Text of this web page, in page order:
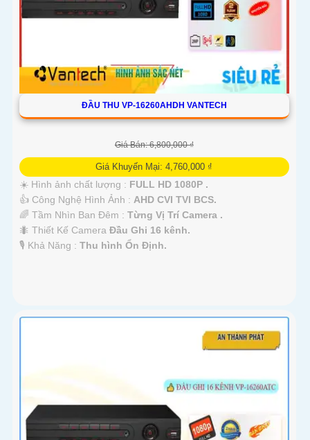
ĐẦU THU VP-16260AHDH VANTECH
Giá Bán: 6,800,000 ₫
Giá Khuyến Mại: 4,760,000 ₫
☀️ Hình ảnh chất lượng : FULL HD 1080P .
👍 Công Nghệ Hình Ảnh : AHD CVI TVI BCS.
🌈 Tầm Nhìn Ban Đêm : Từng Vị Trí Camera .
🐜 Thiết Kế Camera Đầu Ghi 16 kênh.
️🎙 Khả Năng : Thu hình Ổn Định.